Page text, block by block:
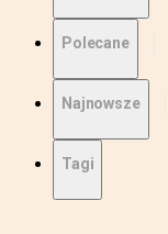
Polecane
Najnowsze
Tagi